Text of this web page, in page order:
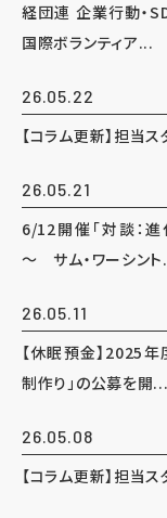
経団連 企業行動・
国際ボランティア...
26.05.22
【コラム更新】担当
26.05.21
6/12開催「対談：
～ サム・ワーシント
26.05.11
【休眠預金】2025
制作り」の公募を開...
26.05.08
【コラム更新】担当